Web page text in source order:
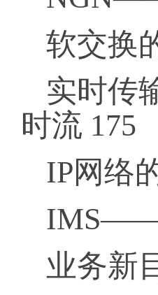
软交换
实时传
时流 175
IP网络
IMS——
业务新